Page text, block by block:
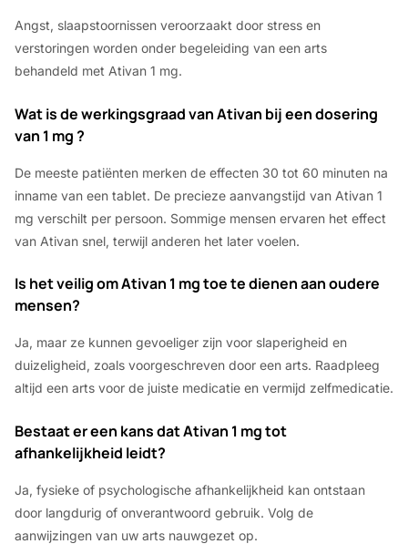
Angst, slaapstoornissen veroorzaakt door stress en
verstoringen worden onder begeleiding van een arts
behandeld met Ativan 1 mg.
Wat is de werkingsgraad van Ativan bij een dosering
van 1 mg ?
De meeste patiënten merken de effecten 30 tot 60 minuten na
inname van een tablet. De precieze aanvangstijd van Ativan 1
mg verschilt per persoon. Sommige mensen ervaren het effect
van Ativan snel, terwijl anderen het later voelen.
Is het veilig om Ativan 1 mg toe te dienen aan oudere
mensen?
Ja, maar ze kunnen gevoeliger zijn voor slaperigheid en
duizeligheid, zoals voorgeschreven door een arts. Raadpleeg
altijd een arts voor de juiste medicatie en vermijd zelfmedicatie.
Bestaat er een kans dat Ativan 1 mg tot
afhankelijkheid leidt?
Ja, fysieke of psychologische afhankelijkheid kan ontstaan
door langdurig of onverantwoord gebruik. Volg de
aanwijzingen van uw arts nauwgezet op.